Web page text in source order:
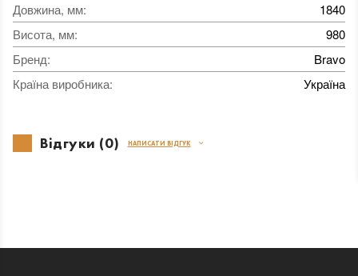
Довжина, мм:
1840
Висота, мм:
980
Бренд:
Bravo
Країна виробника: Україна
Відгуки (0) НАПИСАТИ ВІДГУК